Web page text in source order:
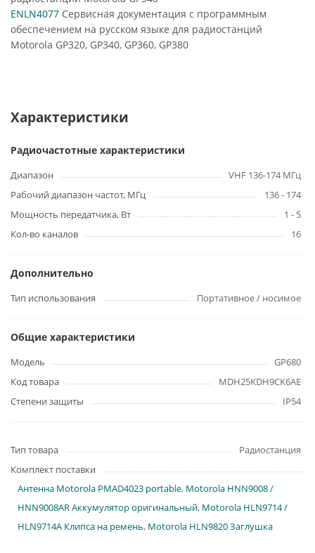
ENLN4077 Сервисная документация с программным
обеспечением на русском языке для радиостанций
Motorola GP320, GP340, GP360, GP380
Характеристики
Радиочастотные характеристики
Диапазон
VHF 136-174 МГц
Рабочий диапазон частот, МГц
136 - 174
Мощность передатчика, Вт
1 - 5
Кол-во каналов
16
Дополнительно
Тип использования Портативное / носимое
Общие характеристики
Модель
GP680
Код товара
MDH25KDH9CK6AE
Степени защиты
IP54
Тип товара
Радиостанция
Комплект поставки
Антенна Motorola PMAD4023 portable, Motorola HNN9008 /
HNN9008AR Аккумулятор оригинальный, Motorola HLN9714 /
HLN9714A Клипса на ремень, Motorola HLN9820 Заглушка